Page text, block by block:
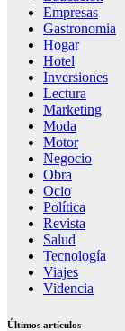
Empresas
Gastronomia
Hogar
Hotel
Inversiones
Lectura
Marketing
Moda
Motor
Negocio
Obra
Ocio
Política
Revista
Salud
Tecnología
Viajes
Videncia
Últimos artículos